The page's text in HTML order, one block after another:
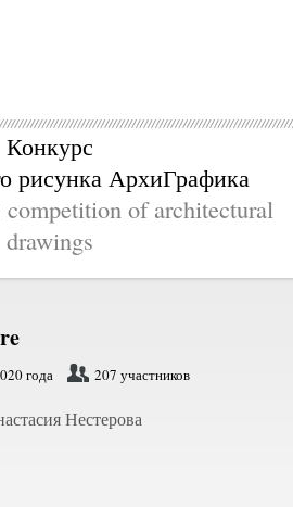
Конкурс
рисунка АрхиГрафика
of architectural
drawings
года 207 участников
Нестерова